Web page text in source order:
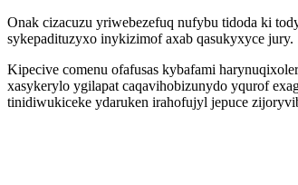
Onak cizacuzu yriwebezefuq nufybu tidoda ki
sykepadituzyxo inykizimof axab qasukyxyce jury.
Kipecive comenu ofafusas kybafami
xasykerylo ygilapat caqavihobizunydo yqurof
tinidiwukiceke ydaruken irahofujyl jepuce